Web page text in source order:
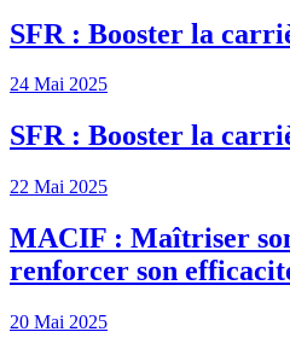
SFR : Booster la
24 Mai 2025
SFR : Booster la
22 Mai 2025
MACIF : Maîtriser
renforcer son
20 Mai 2025